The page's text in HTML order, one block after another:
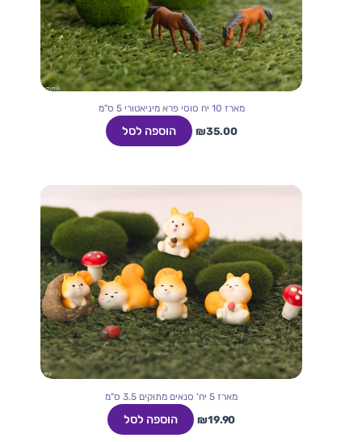
מארז 10 יח סוסי פרא מיניאטורי 5 ס"מ
₪35.00 הוספה לסל
מארז 5 יח' סנאים מתוקים 3.5 ס"מ
₪19.90 הוספה לסל